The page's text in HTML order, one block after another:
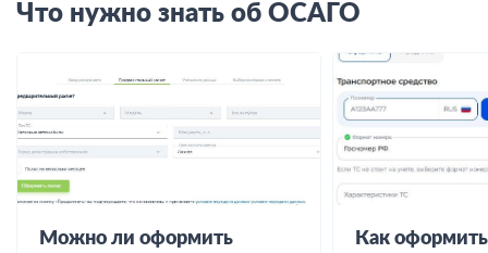
Что нужно знать об ОСАГО
Можно ли оформить
Как